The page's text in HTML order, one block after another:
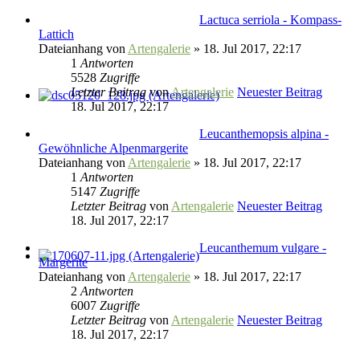
Lactuca serriola - Kompass-
Lattich
Dateianhang von Artengalerie » 18. Jul 2017, 22:17
1 Antworten
5528 Zugriffe
Letzter BeitragvonArtengalerie Neuester Beitrag
18. Jul 2017, 22:17
Leucanthemopsis alpina -
Gewöhnliche Alpenmargerite
Dateianhang von Artengalerie » 18. Jul 2017, 22:17
1 Antworten
5147 Zugriffe
Letzter Beitrag von Artengalerie Neuester Beitrag
18. Jul 2017, 22:17
Leucanthemum vulgare -
Margerite
Dateianhang von Artengalerie » 18. Jul 2017, 22:17
2 Antworten
6007 Zugriffe
Letzter Beitrag von Artengalerie Neuester Beitrag
18. Jul 2017, 22:17